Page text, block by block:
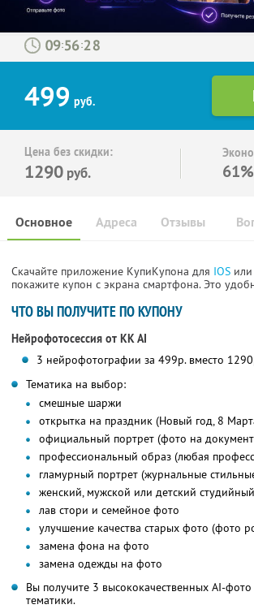
: :
499 руб.
Цена без скидки:
1290 руб. 61%
Основное Отзывы
Адреса
Скачайте приложение КупиКупона для IOS или
покажите купон с экрана смартфона. Это
ЧТО ВЫ ПОЛУЧИТЕ ПО КУПОНУ
Нейрофотосессия от KK AI
3 нейрофотографии за 499р. вместо
Тематика на выбор:
смешные шаржи
открытка на праздник (Новый год, 8
официальный портрет (фото на
профессиональный образ (любая
гламурный портрет (журнальные
женский, мужской или детский
лав стори и семейное фото
улучшение качества старых фото (фото
замена фона на фото
замена одежды на фото
Вы получите 3 высококачественных AI-
тематики.